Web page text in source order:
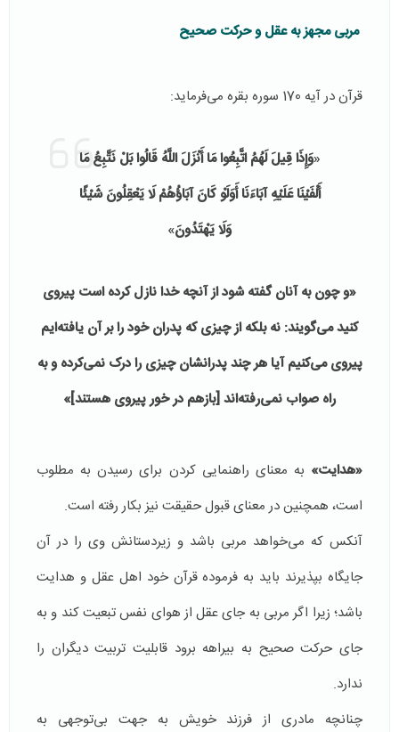
مربی مجهز به عقل و حرکت صحیح
قرآن در آیه 170 سوره بقره می‌فرماید:
«وَإِذَا قِيلَ لَهُمُ اتَّبِعُوا مَا أَنْزَلَ اللَّهُ قَالُوا بَلْ نَتَّبِعُ مَا
أَلْفَيْنَا عَلَيْهِ آبَاءَنَا أَوَلَوْ كَانَ آبَاؤُهُمْ لَا يَعْقِلُونَ شَيْئًا
وَلَا يَهْتَدُونَ»
«و چون به آنان گفته شود از آنچه خدا نازل کرده است پیروی
کنید می‌گویند: نه بلکه از چیزی که پدران خود را بر آن یافته‌ایم
پیروی می‌کنیم آیا هر چند پدرانشان چیزی را درک نمی‌کرده و به
راه صواب نمی‌رفته‌اند [بازهم در خور پیروی هستند]»
«هدایت» به معنای راهنمایی کردن برای رسیدن به مطلوب
است، همچنین در معنای قبول حقیقت نیز بکار رفته است.
آنکس که می‌خواهد مربی باشد و زیردستانش وی را در آن
جایگاه بپذیرند باید به فرموده قرآن خود اهل عقل و هدایت
باشد؛ زیرا اگر مربی به جای عقل از هوای نفس تبعیت کند و به
جای حرکت صحیح به بیراهه برود قابلیت تربیت دیگران را
ندارد.
چنانچه مادری از فرزند خویش به جهت بی‌توجهی به